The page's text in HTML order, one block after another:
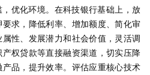
优化环境。在科技银行基础上，放
求，降低利率、增加额度、简化审
性、发展潜力和社会价值，灵活调
权贷款等直接融资渠道，切实压降
品，提升效率。评估应重核心技术